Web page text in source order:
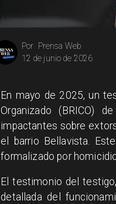
Prensa Web
Por
12 de junio de 2026
En mayo de 2025, un
Organizado (BRICO)
impactantes sobre
el barrio Bellavista.
formalizado por
El testimonio del
detallada del